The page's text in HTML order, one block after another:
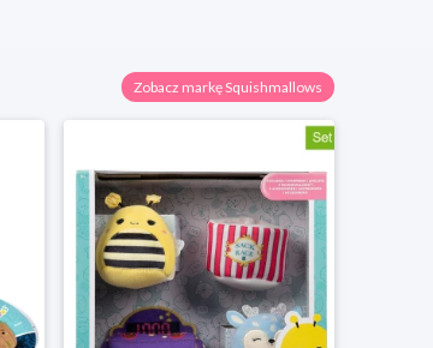
Zobacz markę Squishmallows